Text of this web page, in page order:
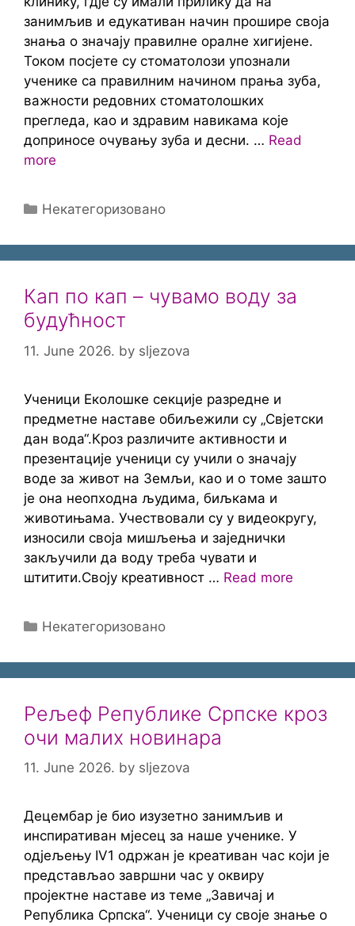
занимљив и едукативан начин прошире своја
знања о значају правилне оралне хигијене.
Током посјете су стоматолози упознали
ученике са правилним начином прања зуба,
важности редовних стоматолошких
прегледа, као и здравим навикама које
доприносе очувању зуба и десни. … Read
more
Categories
Некатегоризовано
Кап по кап – чувамо воду за
будућност
11. June 2026. by sljezova
Ученици Еколошке секције разредне и
предметне наставе обиљежили су „Свјетски
дан вода“.Кроз различите активности и
презентације ученици су учили о значају
воде за живот на Земљи, као и о томе зашто
је она неопходна људима, биљкама и
животињама. Учествовали су у видеокругу,
износили своја мишљења и заједнички
закључили да воду треба чувати и
штитити.Своју креативност … Read more
Categories
Некатегоризовано
Рељеф Републике Српске кроз
очи малих новинара
11. June 2026. by sljezova
Децембар је био изузетно занимљив и
инспиративан мјесец за наше ученике. У
одјељењу IV1 одржан је креативан час који је
представљао завршни час у оквиру
пројектне наставе из теме „Завичај и
Република Српска“. Ученици су своје знање о